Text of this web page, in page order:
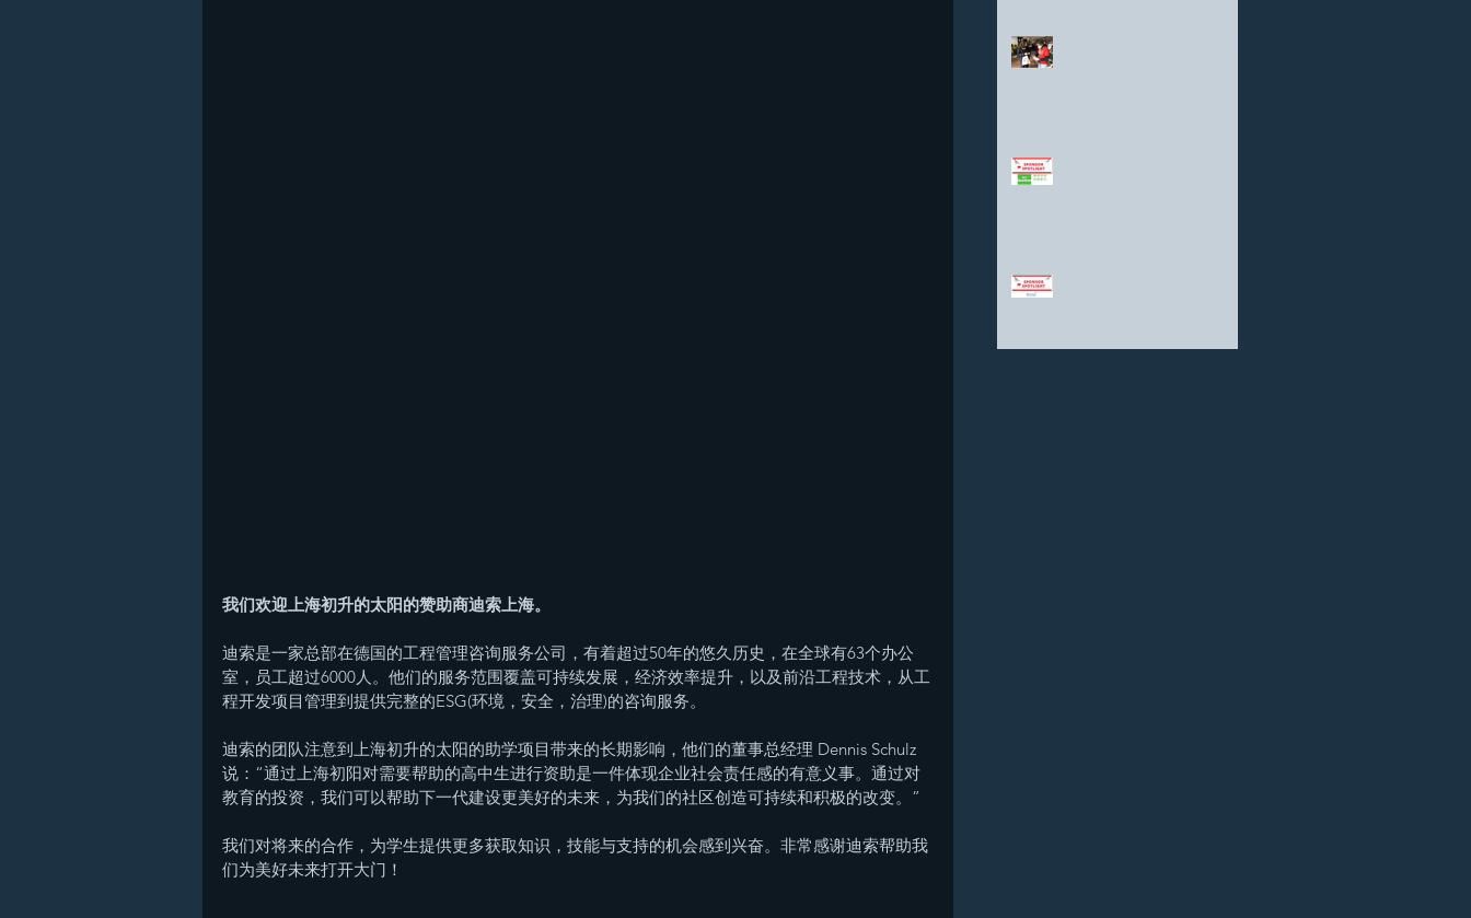
我们欢迎上海初升的太阳的赞助商迪索上海。
迪索是一家总部在德国的工程管理咨询服务公司，有着超过50年的悠久历史，在全球有63个办公
室，员工超过6000人。他们的服务范围覆盖可持续发展，经济效率提升，以及前沿工程技术，从工
程开发项目管理到提供完整的ESG(环境，安全，治理)的咨询服务。
迪索的团队注意到上海初升的太阳的助学项目带来的长期影响，他们的董事总经理 Dennis Schulz
说：“通过上海初阳对需要帮助的高中生进行资助是一件体现企业社会责任感的有意义事。通过对
教育的投资，我们可以帮助下一代建设更美好的未来，为我们的社区创造可持续和积极的改变。”
我们对将来的合作，为学生提供更多获取知识，技能与支持的机会感到兴奋。非常感谢迪索帮助我
们为美好未来打开大门！